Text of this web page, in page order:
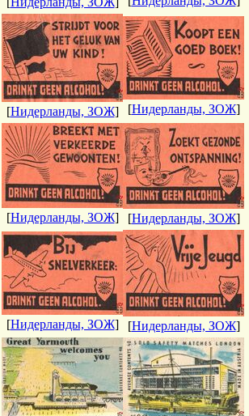
[Нидерланды, ЗОЖ] [Нидерланды, ЗОЖ]
[Нидерланды, ЗОЖ] [Нидерланды, ЗОЖ]
[Нидерланды, ЗОЖ] [Нидерланды, ЗОЖ]